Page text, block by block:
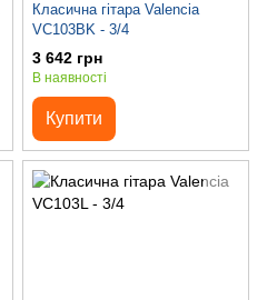
Класична гітара Valencia
VC103BK - 3/4
3 642 грн
В наявності
Купити